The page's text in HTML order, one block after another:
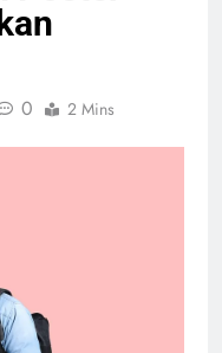
0 2 Mins